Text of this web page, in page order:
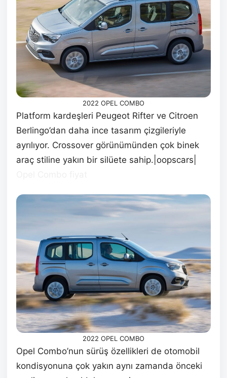
2022 OPEL COMBO
Platform kardeşleri Peugeot Rifter ve Citroen
Berlingo’dan daha ince tasarım çizgileriyle
ayrılıyor. Crossover görünümünden çok binek
araç stiline yakın bir silüete sahip.|oopscars|
2022 OPEL COMBO
Opel Combo’nun sürüş özellikleri de otomobil
kondisyonuna çok yakın aynı zamanda önceki